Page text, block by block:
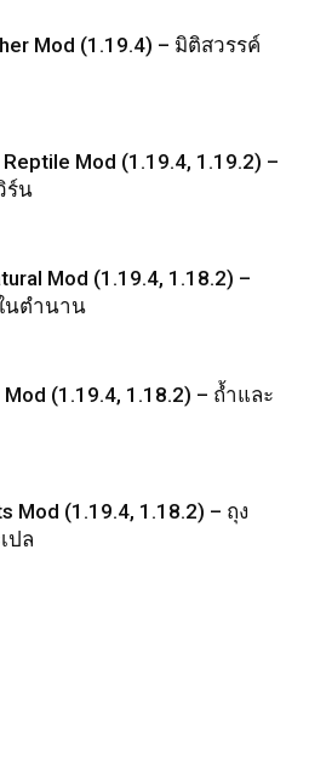
Mod (1.19.4) – มิติสวรรค์
Mod (1.19.4, 1.19.2) –
ร์น
Mod (1.19.4, 1.18.2) –
นตำนาน
(1.19.4, 1.18.2) – ถ้ำและ
Mod (1.19.4, 1.18.2) – ถุง
ปล